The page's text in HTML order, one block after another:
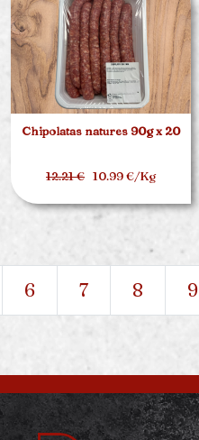
Chipolatas natures 90g x 20
12.21 € 10.99 €/Kg
6 7 8 9